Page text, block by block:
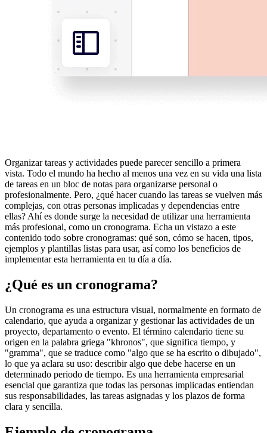
Organizar tareas y actividades puede parecer sencillo a primera
vista. Todo el mundo ha hecho al menos una vez en su vida una lista
de tareas en un bloc de notas para organizarse personal o
profesionalmente. Pero, ¿qué hacer cuando las tareas se vuelven más
complejas, con otras personas implicadas y dependencias entre
ellas? Ahí es donde surge la necesidad de utilizar una herramienta
más profesional, como un cronograma. Echa un vistazo a este
contenido todo sobre cronogramas: qué son, cómo se hacen, tipos,
ejemplos y plantillas listas para usar, así como los beneficios de
implementar esta herramienta en tu día a día.
¿Qué es un cronograma?
Un cronograma es una estructura visual, normalmente en formato de
calendario, que ayuda a organizar y gestionar las actividades de un
proyecto, departamento o evento. El término calendario tiene su
origen en la palabra griega "khronos", que significa tiempo, y
"gramma", que se traduce como "algo que se ha escrito o dibujado",
lo que ya aclara su uso: describir algo que debe hacerse en un
determinado periodo de tiempo. Es una herramienta empresarial
esencial que garantiza que todas las personas implicadas entiendan
sus responsabilidades, las tareas asignadas y los plazos de forma
clara y sencilla.